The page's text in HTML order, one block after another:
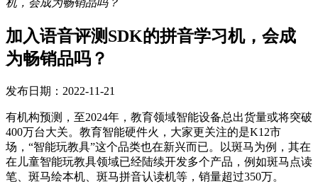
机，会成为畅销品吗？
加入语音评测SDK的拼音学习机，会成
为畅销品吗？
发布日期：2022-11-21
有机构预测，至2024年，教育领域智能设备总出货量或将突破
400万台大关。教育智能硬件火，大家更关注的是K12市
场，“智能玩教具”这个品类也在新兴而已。以斑马为例，其在
在儿童智能玩教具领域已经陆续开发多个产品，例如斑马点读
笔、斑马绘本机、斑马拼音认读机等，销量超过350万。